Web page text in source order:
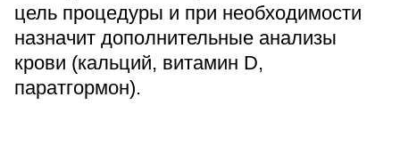
цель процедуры и при необходимости
назначит дополнительные анализы
крови (кальций, витамин D,
паратгормон).